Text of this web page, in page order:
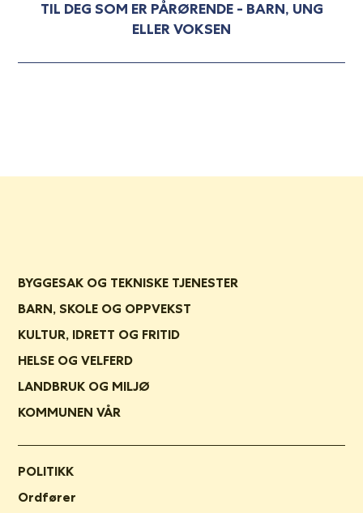
TIL DEG SOM ER PÅRØRENDE - BARN, UNG
ELLER VOKSEN
BYGGESAK OG TEKNISKE TJENESTER
BARN, SKOLE OG OPPVEKST
KULTUR, IDRETT OG FRITID
HELSE OG VELFERD
LANDBRUK OG MILJØ
KOMMUNEN VÅR
POLITIKK
Ordfører